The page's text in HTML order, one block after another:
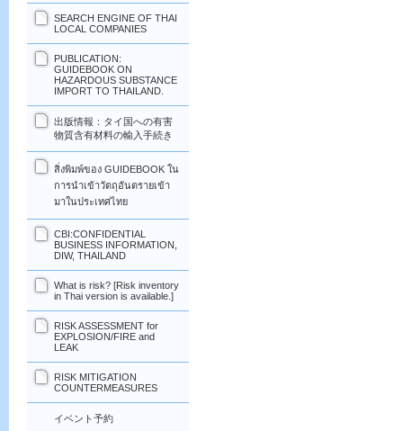
SEARCH ENGINE OF THAI
LOCAL COMPANIES
PUBLICATION:
GUIDEBOOK ON
HAZARDOUS SUBSTANCE
IMPORT TO THAILAND.
出版情報：タイ国への有害
物質含有材料の輸入手続き
สิ่งพิมพ์ของ GUIDEBOOK ใน
การนำเข้าวัตถุอันตรายเข้า
มาในประเทศไทย
CBI:CONFIDENTIAL
BUSINESS INFORMATION,
DIW, THAILAND
What is risk? [Risk inventory
in Thai version is available.]
RISK ASSESSMENT for
EXPLOSION/FIRE and
LEAK
RISK MITIGATION
COUNTERMEASURES
イベント予約